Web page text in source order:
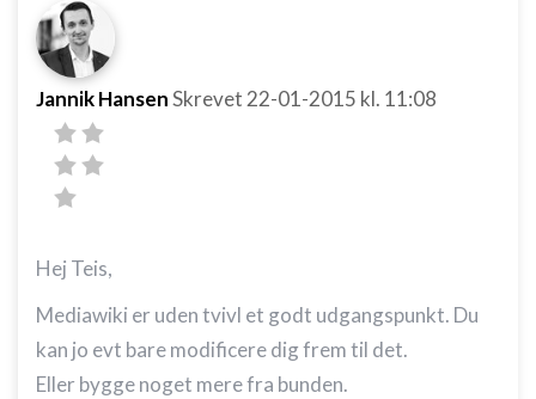
Jannik HansenSkrevet 22-01-2015 kl. 11:08
Hej Teis,
Mediawiki er uden tvivl et godt udgangspunkt. Du
kan jo evt bare modificere dig frem til det.
Eller bygge noget mere fra bunden.